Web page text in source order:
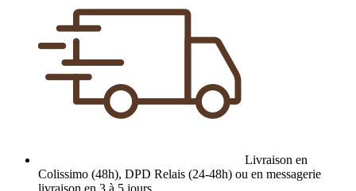
Livraison en
Colissimo (48h), DPD Relais (24-48h) ou en messagerie
livraison en 3 à 5 jours